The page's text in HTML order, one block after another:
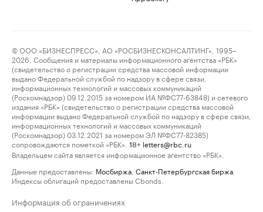
© ООО «БИЗНЕСПРЕСС», АО «РОСБИЗНЕСКОНСАЛТИНГ», 1995–
2026. Сообщения и материалы информационного агентства «РБК»
(свидетельство о регистрации средства массовой информации
выдано Федеральной службой по надзору в сфере связи,
информационных технологий и массовых коммуникаций
(Роскомнадзор) 09.12.2015 за номером ИА №ФС77-63848) и сетевого
издания «РБК» (свидетельство о регистрации средства массовой
информации выдано Федеральной службой по надзору в сфере связи,
информационных технологий и массовых коммуникаций
(Роскомнадзор) 03.12.2021 за номером ЭЛ №ФС77-82385)
сопровождаются пометкой «РБК».
18+ letters@rbc.ru
Владельцем сайта является информационное агентство «РБК».
Данные предоставлены: Мосбиржа Санкт-Петербургская биржа
Индексы облигаций предоставлены Cbonds.
Информация об ограничениях